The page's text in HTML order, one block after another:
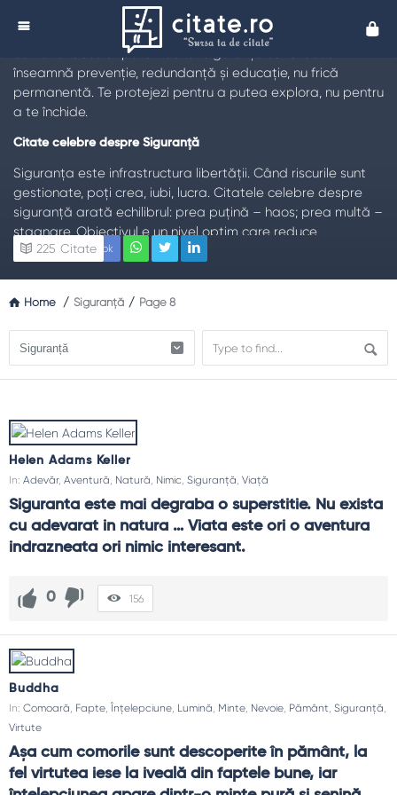
Citate despre Siguranță
TL;DR:
Citatele celebre despre siguranță avertizează:
confortul absolut paralizează. Siguranța sănătoasă
înseamnă prevenție, redundanță și educație, nu frică
permanentă. Te protejezi pentru a putea explora, nu pentru
a te închide.
Citate celebre despre Siguranță
Siguranța este infrastructura libertății. Când riscurile sunt
gestionate, poți crea, iubi, lucra. Citatele celebre despre
siguranță arată echilibrul: prea puțină – haos; prea multă –
stagnare. Obiectivul e un nivel optim care reduce
catastrofele și permite viața.Există siguranță fizică,
ordonează: alegi ce controlezi, accepți ce depășește sfera
ta și pregătești planuri B.Organizațiile sigure învață din
aproape-accidente, nu doar din tragedii. Cultura raportării
timpurii, fără pedeapsă, salvează vieți. În familie, exercițiile
procese care funcționează discret. Când apare frica
cronică, verifici proporția: poate ai nevoie de informații mai
bune, nu de ziduri mai înalte.
De ce contează tema Siguranță
Fără un minim de siguranță, creativitatea e lux. Cu ea,
devine normalitate. Citatele oferă scurtături pentru decizii
Teme frecvente
Redundanță
Transparență
Educație
Proporție: risc vs. cost.
Ghid de folosire
Stabilește checklisturi simple.
Facebook
225 Citate
Home / Siguranță / Page 8
Helen Adams Keller
In: Adevăr, Aventură Natură Nimic Siguranță Viață
Siguranta este mai degraba o superstitie. Nu exista
cu adevarat in natura … Viata este ori o aventura
indrazneata ori nimic interesant.
0 156
Buddha
In: Comoară, Fapte, Înțelepciune, Lumină, Minte, Nevoie, Pământ, Siguranță,
Virtute
Aşa cum comorile sunt descoperite în pământ, la
fel virtutea iese la iveală din faptele bune, iar